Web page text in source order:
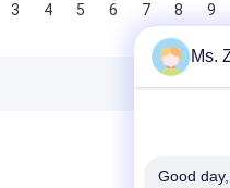
3 4 5 6 7 8 9
Ms.
Good